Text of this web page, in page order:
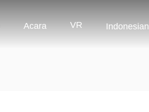
Acara VR Indonesian